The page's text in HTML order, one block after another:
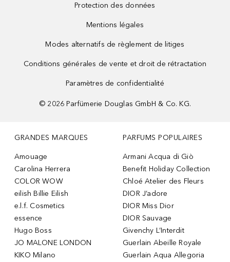
Protection des données
Mentions légales
Modes alternatifs de règlement de litiges
Conditions générales de vente et droit de rétractation
Paramètres de confidentialité
© 2026 Parfümerie Douglas GmbH & Co. KG.
GRANDES MARQUES
Amouage
Carolina Herrera
COLOR WOW
eilish Billie Eilish
e.l.f. Cosmetics
essence
Hugo Boss
JO MALONE LONDON
KIKO Milano
PARFUMS POPULAIRES
Armani Acqua di Giò
Benefit Holiday Collection
Chloé Atelier des Fleurs
DIOR J’adore
DIOR Miss Dior
DIOR Sauvage
Givenchy L’Interdit
Guerlain Abeille Royale
Guerlain Aqua Allegoria